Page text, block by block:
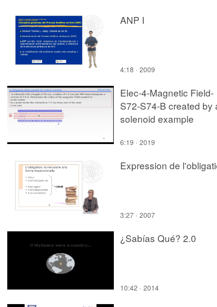
ANP I
4:18 · 2009
Elec-4-Magnetic Field-
S72-S74-B created by
solenoid example
6:19 · 2019
Expression de
3:27 · 2007
¿Sabías Qué? 2.0
10:42 · 2014